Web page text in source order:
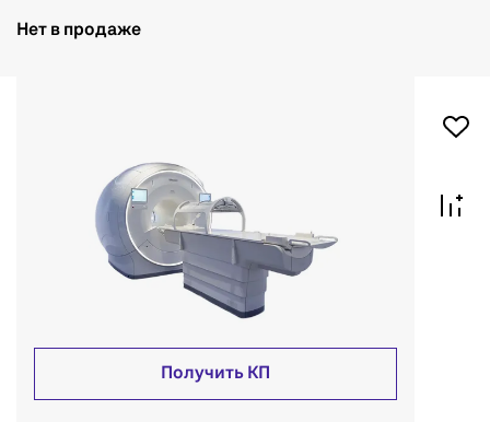
Нет в продаже
Получить КП